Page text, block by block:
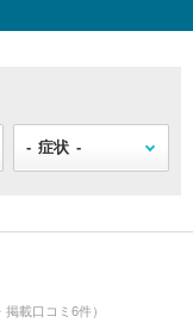
載口コミ6件）